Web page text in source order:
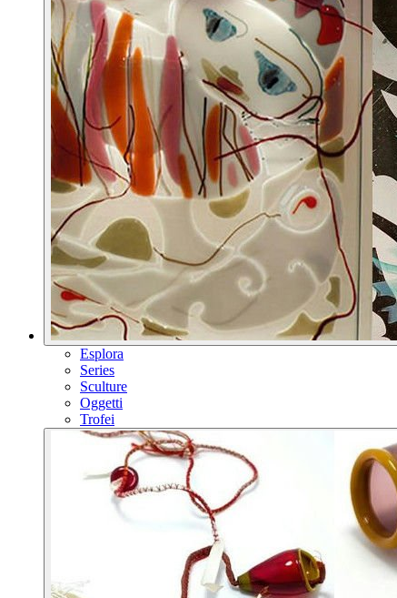
Esplora
Series
Sculture
Oggetti
Trofei